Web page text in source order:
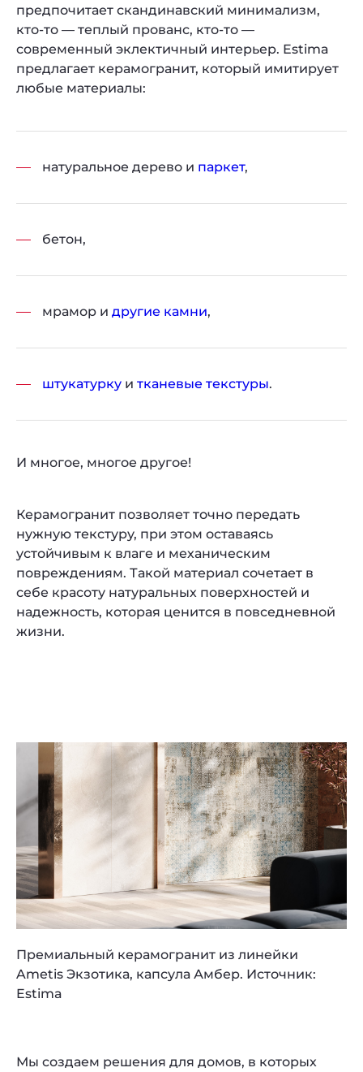
предпочитает скандинавский минимализм,
кто-то — теплый прованс, кто-то —
современный эклектичный интерьер. Estima
предлагает керамогранит, который имитирует
любые материалы:
натуральное дерево и паркет,
бетон,
мрамор и другие камни,
штукатурку и тканевые текстуры.
И многое, многое другое!
Керамогранит позволяет точно передать
нужную текстуру, при этом оставаясь
устойчивым к влаге и механическим
повреждениям. Такой материал сочетает в
себе красоту натуральных поверхностей и
надежность, которая ценится в повседневной
жизни.
Премиальный керамогранит из линейки
Ametis Экзотика, капсула Амбер. Источник:
Estima
Мы создаем решения для домов, в которых